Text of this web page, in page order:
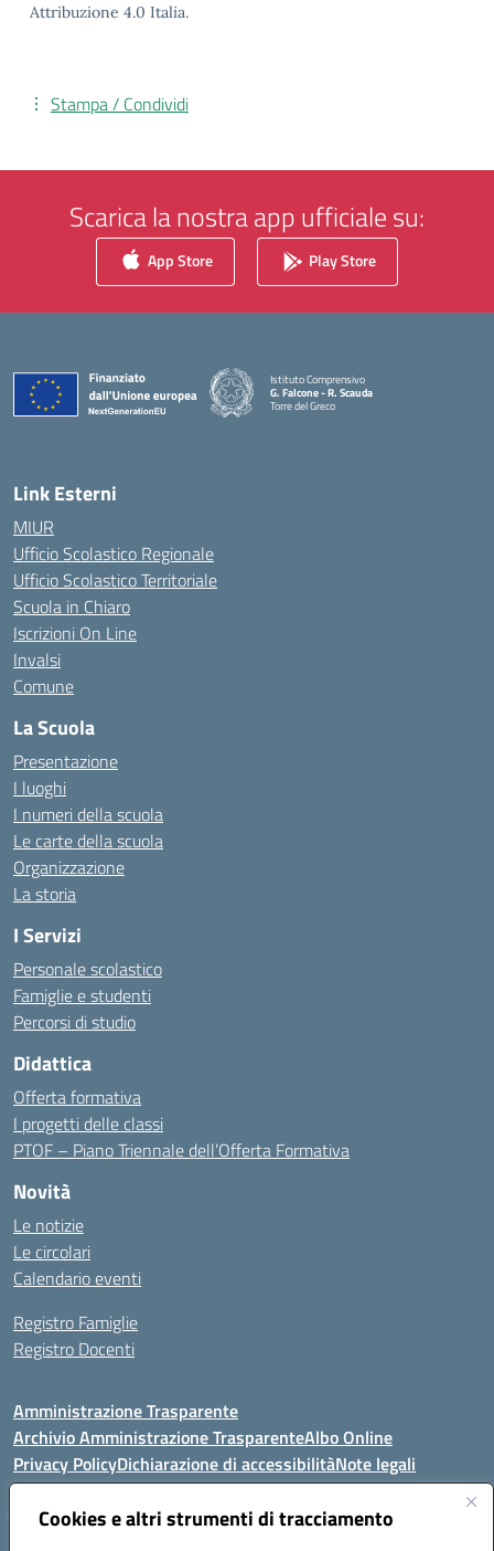
Cookies e altri strumenti di tracciamento
Attribuzione 4.0 Italia.
Stampa / Condividi
Scarica la nostra app ufficiale su:
App Store Play Store
Istituto Comprensivo
G. Falcone - R. Scauda
Torre del Greco
Link Esterni
MIUR
Ufficio Scolastico Regionale
Ufficio Scolastico Territoriale
Scuola in Chiaro
Iscrizioni On Line
Invalsi
Comune
La Scuola
Presentazione
I luoghi
I numeri della scuola
Le carte della scuola
Organizzazione
La storia
I Servizi
Personale scolastico
Famiglie e studenti
Percorsi di studio
Didattica
Offerta formativa
I progetti delle classi
PTOF – Piano Triennale dell’Offerta Formativa
Novità
Le notizie
Le circolari
Calendario eventi
Registro Famiglie
Registro Docenti
Amministrazione Trasparente
Archivio Amministrazione TrasparenteAlbo Online
Privacy PolicyDichiarazione di accessibilitàNote legali